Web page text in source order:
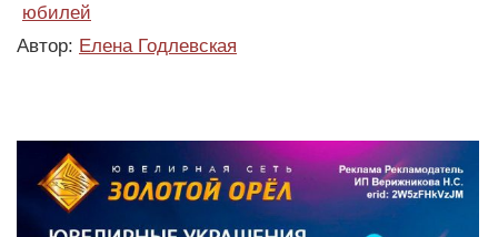
юбилей
Автор: Елена Годлевская